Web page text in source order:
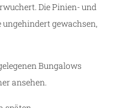
Die Pinien- und
gewachsen,
Bungalows
ansehen.